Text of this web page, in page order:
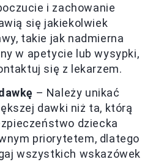
i zachowanie
się jakiekolwiek
takie jak nadmierna
w apetycie lub wysypki,
się z lekarzem.
– Należy unikać
dawki niż ta, którą
dziecka
priorytetem, dlatego
wszystkich wskazówek